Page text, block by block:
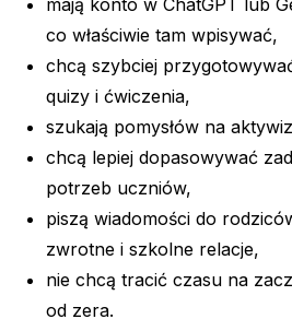
mają konto w ChatGPT lub
co właściwie tam wpisywać,
chcą szybciej
quizy i ćwiczenia,
szukają pomysłów na
chcą lepiej dopasowywać
potrzeb uczniów,
piszą wiadomości do
zwrotne i szkolne relacje,
nie chcą tracić czasu na
od zera.